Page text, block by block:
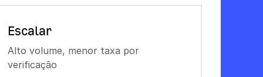
Escalar
Alto volume, menor taxa por
verificação